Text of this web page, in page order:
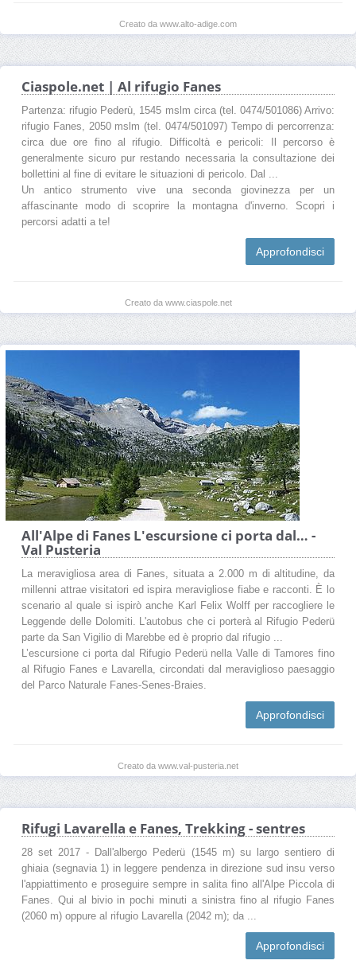
Creato da www.alto-adige.com
Ciaspole.net | Al rifugio Fanes
Partenza: rifugio Pederù, 1545 mslm circa (tel. 0474/501086) Arrivo:
rifugio Fanes, 2050 mslm (tel. 0474/501097) Tempo di percorrenza:
circa due ore fino al rifugio. Difficoltà e pericoli: Il percorso è
generalmente sicuro pur restando necessaria la consultazione dei
bollettini al fine di evitare le situazioni di pericolo. Dal ...
Un antico strumento vive una seconda giovinezza per un
affascinante modo di scoprire la montagna d'inverno. Scopri i
percorsi adatti a te!
Approfondisci
Creato da www.ciaspole.net
All'Alpe di Fanes L'escursione ci porta dal… -
Val Pusteria
La meravigliosa area di Fanes, situata a 2.000 m di altitudine, da
millenni attrae visitatori ed ispira meravigliose fiabe e racconti. È lo
scenario al quale si ispirò anche Karl Felix Wolff per raccogliere le
Leggende delle Dolomiti. L'autobus che ci porterà al Rifugio Pederü
parte da San Vigilio di Marebbe ed è proprio dal rifugio ...
L’escursione ci porta dal Rifugio Pederü nella Valle di Tamores fino
al Rifugio Fanes e Lavarella, circondati dal meraviglioso paesaggio
del Parco Naturale Fanes-Senes-Braies.
Approfondisci
Creato da www.val-pusteria.net
Rifugi Lavarella e Fanes, Trekking - sentres
28 set 2017 - Dall'albergo Pederü (1545 m) su largo sentiero di
ghiaia (segnavia 1) in leggere pendenza in direzione sud insu verso
l'appiattimento e proseguire sempre in salita fino all'Alpe Piccola di
Fanes. Qui al bivio in pochi minuti a sinistra fino al rifugio Fanes
(2060 m) oppure al rifugio Lavarella (2042 m); da ...
Approfondisci